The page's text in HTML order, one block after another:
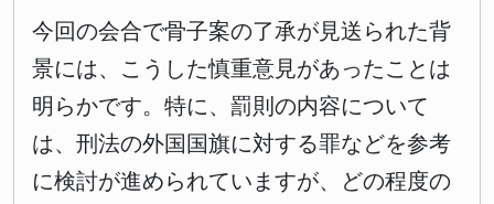
今回の会合で骨子案の了承が見送られた背
景には、こうした慎重意見があったことは
明らかです。特に、罰則の内容について
は、刑法の外国国旗に対する罪などを参考
に検討が進められていますが、どの程度の